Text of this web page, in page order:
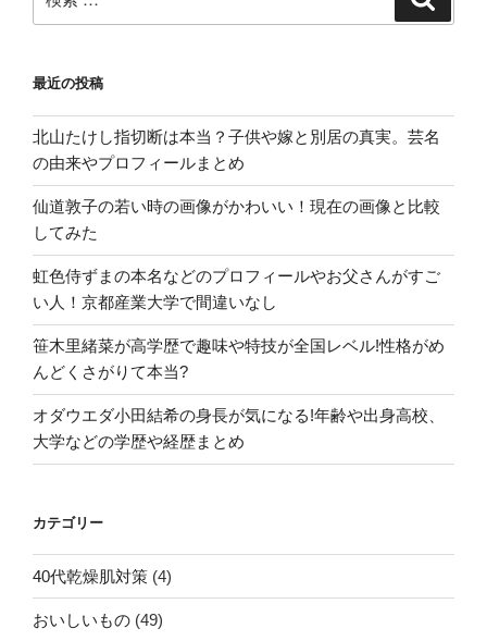
さ
や
若
い
頃
気
に
な
る。”
の
索:
最近の投稿
北山たけし指切断は本当？子供や嫁と別居の真実。芸名
の由来やプロフィールまとめ
仙道敦子の若い時の画像がかわいい！現在の画像と比較
してみた
虹色侍ずまの本名などのプロフィールやお父さんがすご
い人！京都産業大学で間違いなし
笹木里緒菜が高学歴で趣味や特技が全国レベル!性格がめ
んどくさがりて本当?
オダウエダ小田結希の身長が気になる!年齢や出身高校、
大学などの学歴や経歴まとめ
カテゴリー
40代乾燥肌対策 (4)
おいしいもの (49)